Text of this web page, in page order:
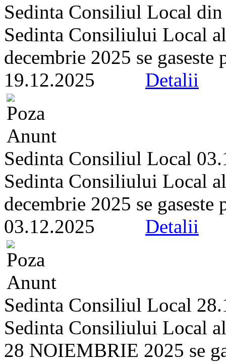
Sedinta Consiliul Local
Sedinta Consiliului Local
decembrie 2025 se
19.12.2025 Detalii
Sedinta Consiliul Local
Sedinta Consiliului Local
decembrie 2025 se
03.12.2025 Detalii
Sedinta Consiliul Local
Sedinta Consiliului Local
28 NOIEMBRIE 2025 se